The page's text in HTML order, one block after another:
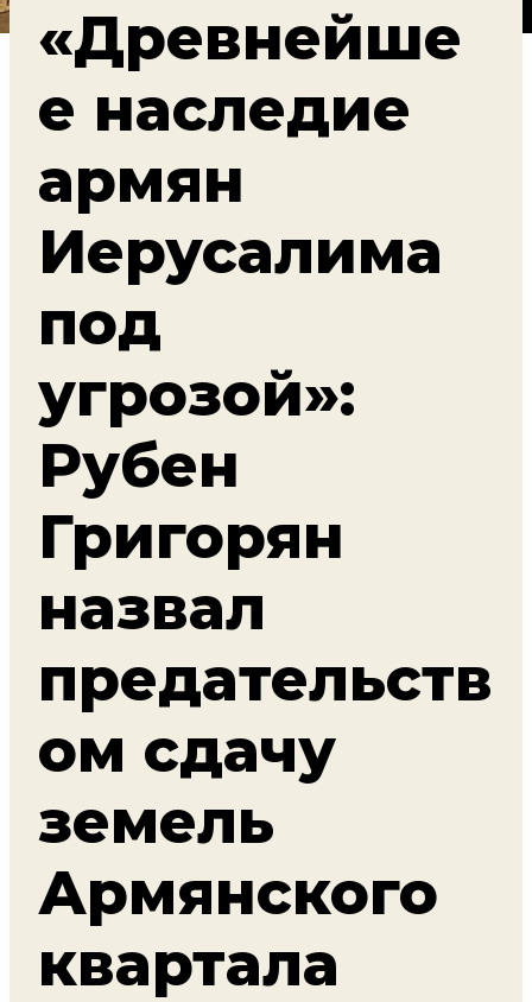
«Древнейше
е наследие
армян
Иерусалима
под
угрозой»:
Рубен
Григорян
назвал
предательств
ом сдачу
земель
Армянского
квартала